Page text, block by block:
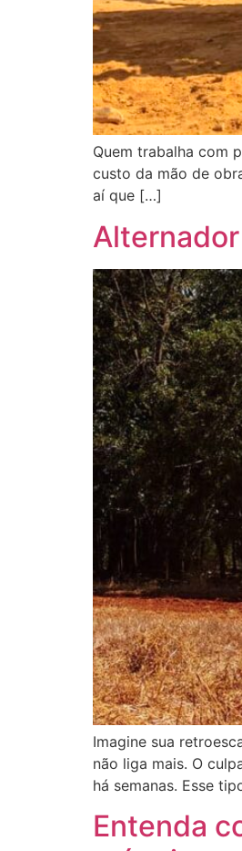
Quem trabalha com
custo da mão de
aí que […]
Imagine sua
não liga mais. O
há semanas. Esse
Entenda